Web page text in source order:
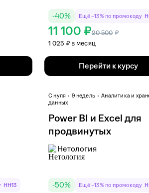
-40% Ещё −13% по промокоду
11 100 ₽20 500 ₽
1 025 ₽ в месяц
Перейти к курсу
HH13
С нуля 9 недель
Аналитика и
данных
Power BI и Excel для
продвинутых
Нетология
-50% Ещё −13% по промокоду